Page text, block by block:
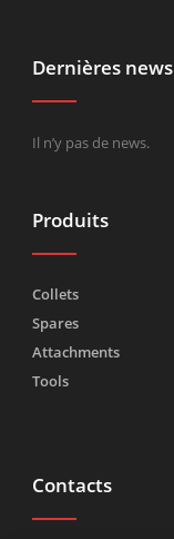
Dernières news
Il n’y pas de news.
Produits
Collets
Spares
Attachments
Tools
Contacts